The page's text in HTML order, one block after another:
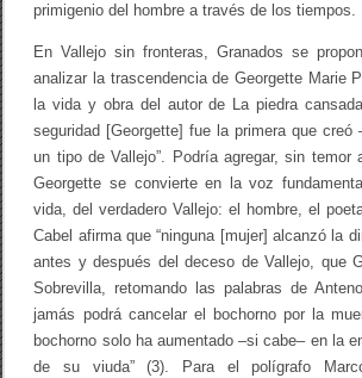
primigenio del hombre a través de los tiempos.
En Vallejo sin fronteras, Granados se
analizar la trascendencia de Georgette Marie
la vida y obra del autor de La piedra
seguridad [Georgette] fue la primera que creó
un tipo de Vallejo”. Podría agregar, sin temor
Georgette se convierte en la voz
vida, del verdadero Vallejo: el hombre, el
Cabel afirma que “ninguna [mujer] alcanzó la
antes y después del deceso de Vallejo, que
Sobrevilla, retomando las palabras de
jamás podrá cancelar el bochorno por la
bochorno solo ha aumentado –si cabe– en la
de su viuda” (3). Para el polígrafo